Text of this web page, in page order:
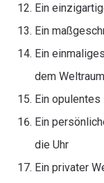
Ein
Ein
Ein
dem Weltraum
Ein
Ein
die Uhr
Ein privater